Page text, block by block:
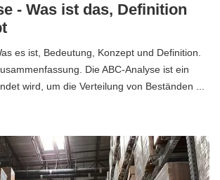
- Was ist das, Definition
es ist, Bedeutung, Konzept und Definition.
Die ABC-Analyse ist ein
wird, um die Verteilung von Beständen ...